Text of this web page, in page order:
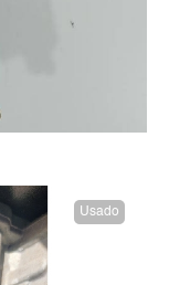
Usado